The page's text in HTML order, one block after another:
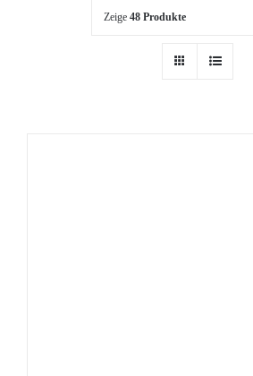
Zeige 48 Produkte